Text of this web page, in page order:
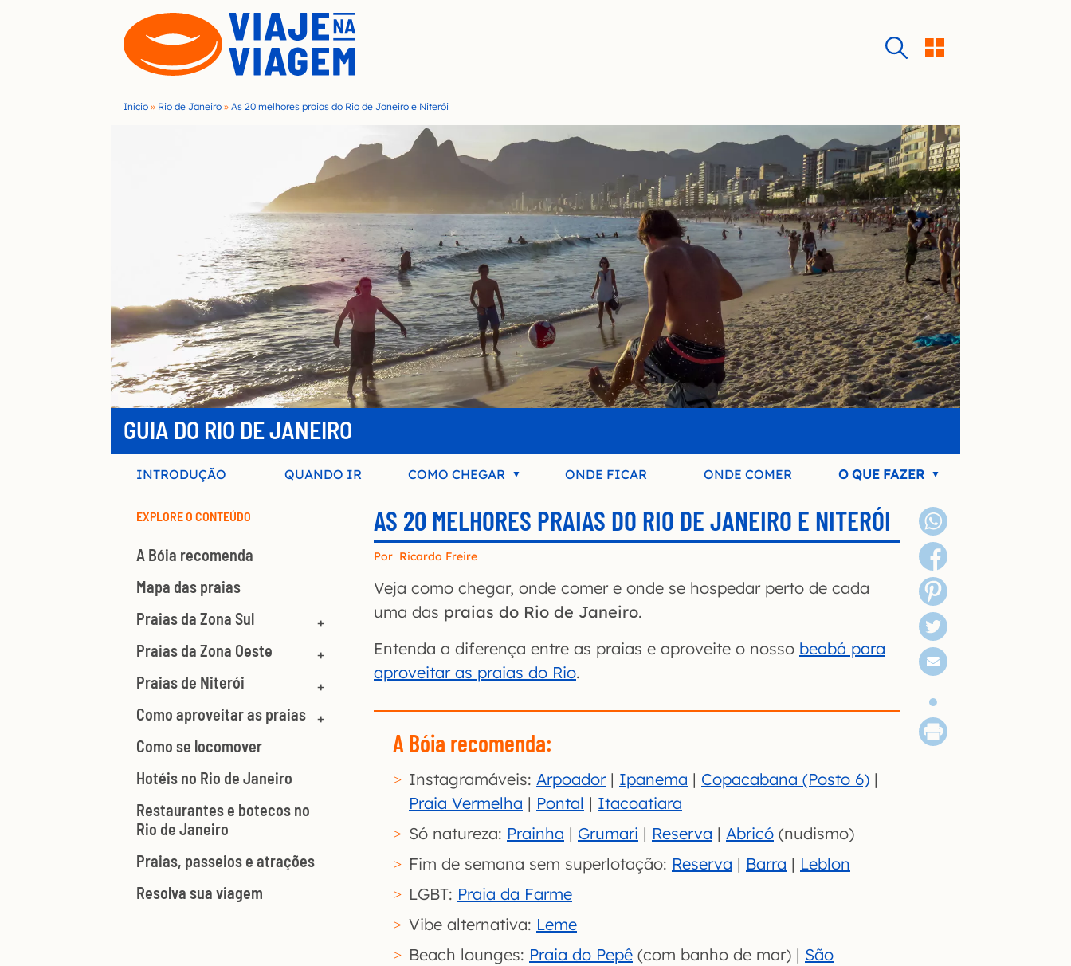
Início » Rio de Janeiro » As 20 melhores praias do Rio de Janeiro e Niterói
GUIA DO RIO DE JANEIRO
INTRODUÇÃO QUANDO IR COMO CHEGAR ONDE FICAR ONDE COMER O QUE FAZER
EXPLORE O CONTEÚDO
A Bóia recomenda
Mapa das praias
Praias da Zona Sul
Praias da Zona Oeste
Praias de Niterói
Como aproveitar as praias
Como se locomover
Hotéis no Rio de Janeiro
Restaurantes e botecos no
Rio de Janeiro
Praias, passeios e atrações
Resolva sua viagem
AS 20 MELHORES PRAIAS DO RIO DE JANEIRO E NITERÓI
Por Ricardo Freire
Veja como chegar, onde comer e onde se hospedar perto de cada
uma das praias do Rio de Janeiro.
Entenda a diferença entre as praias e aproveite o nosso beabá para
aproveitar as praias do Rio.
A Bóia recomenda:
Instagramáveis: Arpoador| Ipanema | Copacabana (Posto 6) |
Praia Vermelha | Pontal | Itacoatiara
Só natureza: Prainha | Grumari | Reserva | Abricó (nudismo)
Fim de semana sem superlotação: Reserva | Barra | Leblon
LGBT: Praia da Farme
Vibe alternativa: Leme
Beach lounges: Praia do Pepê (com banho de mar) | São